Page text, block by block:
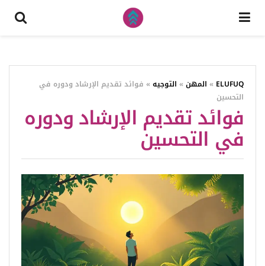
ELUFUQ
» المهن » التوجيه » فوائد تقديم الإرشاد ودوره في
التحسين
فوائد تقديم الإرشاد ودوره
في التحسين